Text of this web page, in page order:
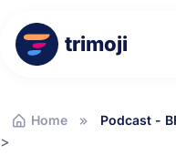
trimoji
Home Podcast -
>